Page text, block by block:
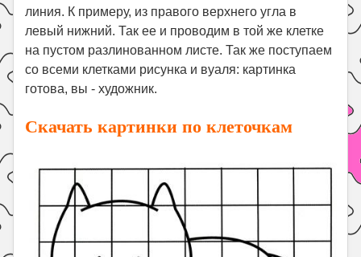
Поиск
линия. К примеру, из правого верхнего угла в
левый нижний. Так ее и проводим в той же клетке
на пустом разлинованном листе. Так же поступаем
со всеми клетками рисунка и вуаля: картинка
готова, вы - художник.
Скачать картинки по клеточкам